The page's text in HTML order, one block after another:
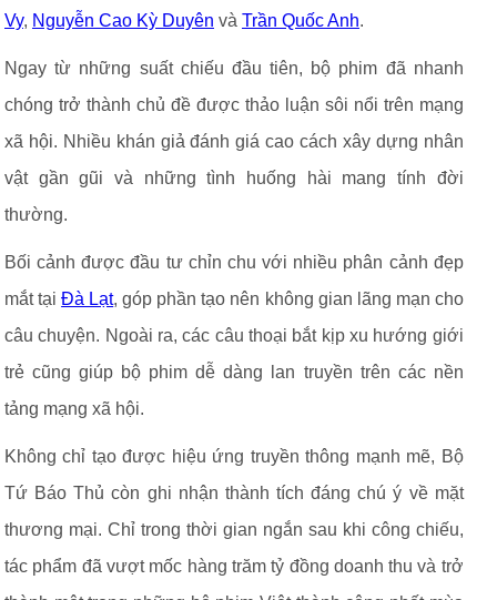
Vy, Nguyễn Cao Kỳ Duyên và Trần Quốc Anh.
Ngay từ những suất chiếu đầu tiên, bộ phim đã nhanh
chóng trở thành chủ đề được thảo luận sôi nổi trên mạng
xã hội. Nhiều khán giả đánh giá cao cách xây dựng nhân
vật gần gũi và những tình huống hài mang tính đời
thường.
Bối cảnh được đầu tư chỉn chu với nhiều phân cảnh đẹp
mắt tạiĐà Lạt, góp phần tạo nên không gian lãng mạn cho
câu chuyện. Ngoài ra, các câu thoại bắt kịp xu hướng giới
trẻ cũng giúp bộ phim dễ dàng lan truyền trên các nền
tảng mạng xã hội.
Không chỉ tạo được hiệu ứng truyền thông mạnh mẽ, Bộ
Tứ Báo Thủ còn ghi nhận thành tích đáng chú ý về mặt
thương mại. Chỉ trong thời gian ngắn sau khi công chiếu,
tác phẩm đã vượt mốc hàng trăm tỷ đồng doanh thu và trở